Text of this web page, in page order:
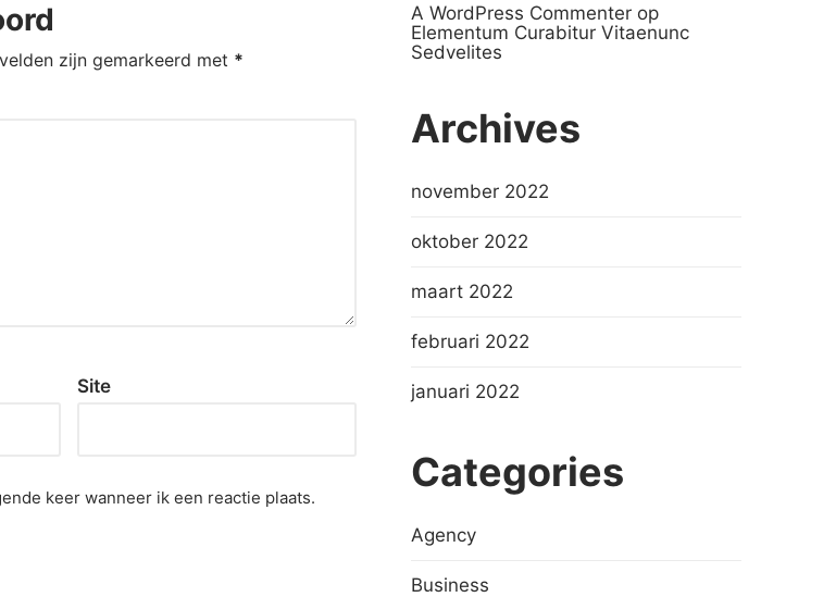
zijn gemarkeerd met *
Site
keer wanneer ik een reactie plaats.
A WordPress Commenterop
Elementum Curabitur Vitaenunc
Sedvelites
Archives
november 2022
oktober 2022
maart 2022
februari 2022
januari 2022
Categories
Agency
Business